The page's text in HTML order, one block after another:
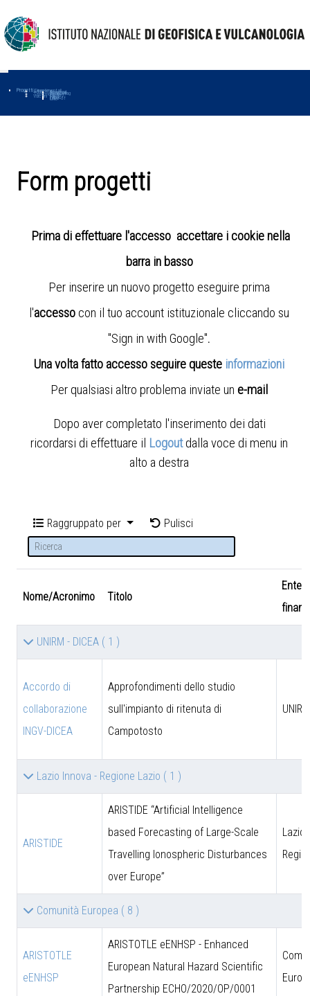
Progetti
Progetti Dipartimentali
AmbienteAmused
Macmap
Tropomag
TerremotiFurther
Muse
Vulcani First
Impact
Love-cf
Uno
Form progetti
Prima di effettuare l'accesso accettare i cookie nella
barra in basso
Per inserire un nuovo progetto eseguire prima
l'accesso con il tuo account istituzionale cliccando su
"Sign in with Google".
Una volta fatto accesso seguire queste informazioni
Per qualsiasi altro problema inviate un e-mail
Dopo aver completato l'inserimento dei dati
ricordarsi di effettuare il Logout dalla voce di menu in
alto a destra
Raggruppato per Pulisci
Nome/Acronimo Titolo
Ente
UNIRM - DICEA ( 1 )
Accordo di
collaborazione
INGV-DICEA
Approfondimenti dello studio
sull'impianto di ritenuta di
Campotosto
Lazio Innova - Regione Lazio ( 1 )
ARISTIDE
ARISTIDE “Artificial Intelligence
based Forecasting of Large-Scale
Travelling Ionospheric Disturbances
over Europe”
Lazio
Comunità Europea ( 8 )
ARISTOTLE
eENHSP
ARISTOTLE eENHSP - Enhanced
European Natural Hazard Scientific
Partnership ECHO/2020/OP/0001